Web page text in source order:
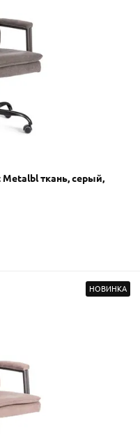
ткань, серый,
НОВИНКА